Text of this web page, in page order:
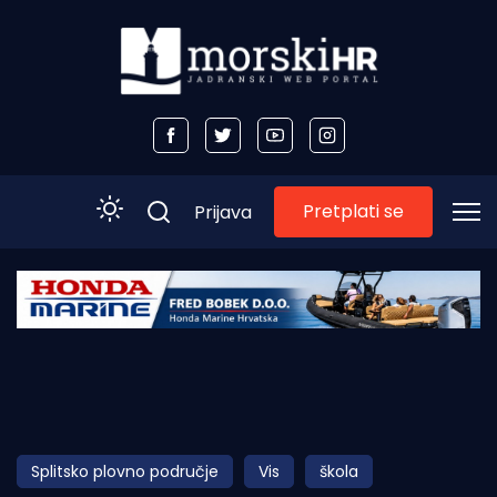
Početna
Obala
Prijava Pretplati se
Splitsko plovno područje Vis škola